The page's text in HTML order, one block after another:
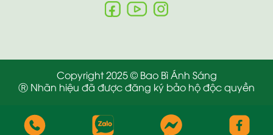
Copyright 2025 © Bao Bì Ánh Sáng
Ⓡ Nhãn hiệu đã được đăng ký bảo hộ độc quyền